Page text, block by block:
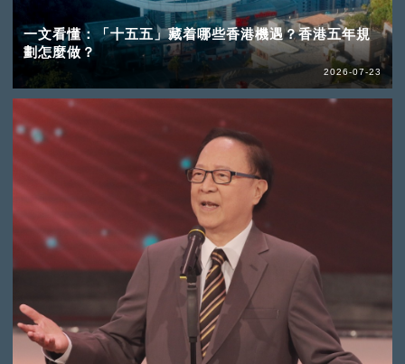
一文看懂：「十五五」藏着哪些香港機遇？香港五年規
劃怎麼做？
2026-07-23